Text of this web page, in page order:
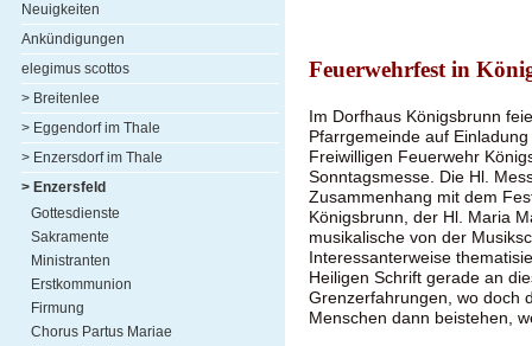
Neuigkeiten
Ankündigungen
elegimus scottos
> Breitenlee
> Eggendorf im Thale
> Enzersdorf im Thale
> Enzersfeld
Gottesdienste
Sakramente
Ministranten
Erstkommunion
Firmung
Chorus Partus Mariae
Feuerwehrfest in
Im Dorfhaus Königsbrunn
Pfarrgemeinde auf
Freiwilligen Feuerwehr
Sonntagsmesse. Die Hl.
Zusammenhang mit dem
Königsbrunn, der Hl. Maria
musikalische von der
Interessanterweise
Heiligen Schrift gerade an
Grenzerfahrungen, wo doch
Menschen dann beistehen,